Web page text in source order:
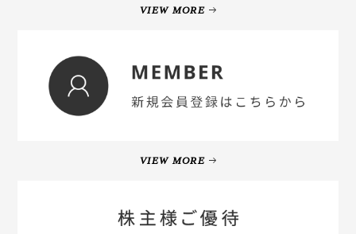
VIEW MORE
VIEW MORE